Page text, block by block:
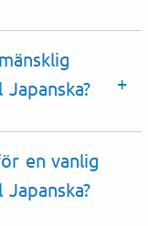
en vanlig